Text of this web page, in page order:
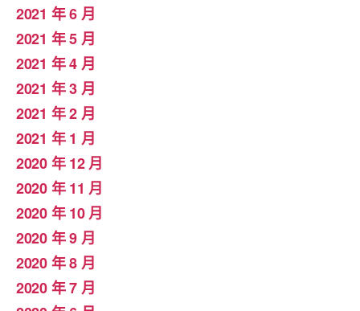
2021 年 6 月
2021 年 5 月
2021 年 4 月
2021 年 3 月
2021 年 2 月
2021 年 1 月
2020 年 12 月
2020 年 11 月
2020 年 10 月
2020 年 9 月
2020 年 8 月
2020 年 7 月